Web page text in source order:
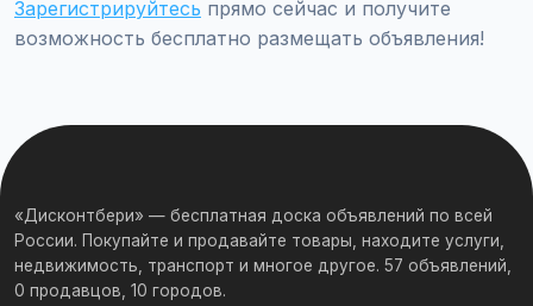
Зарегистрируйтесь прямо сейчас и получите
возможность бесплатно размещать объявления!
«Дисконтбери» — бесплатная доска объявлений по всей
России. Покупайте и продавайте товары, находите услуги,
недвижимость, транспорт и многое другое. 57 объявлений,
0 продавцов, 10 городов.